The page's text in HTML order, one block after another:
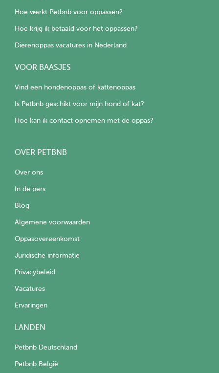
Hoe werkt Petbnb voor oppassen?
Hoe krijg ik betaald voor het oppassen?
Dierenoppas vacatures in Nederland
VOOR BAASJES
Vind een hondenoppas of kattenoppas
Is Petbnb geschikt voor mijn hond of kat?
Hoe kan ik contact opnemen met de oppas?
OVER PETBNB
Over ons
In de pers
Blog
Algemene voorwaarden
Oppasovereenkomst
Juridische informatie
Privacybeleid
Vacatures
Ervaringen
LANDEN
Petbnb Deutschland
Petbnb België